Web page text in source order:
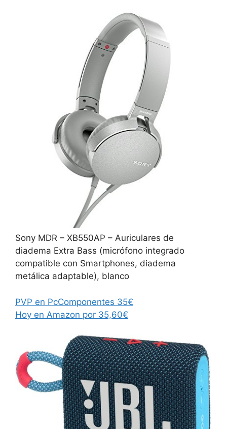
Sony MDR – XB550AP – Auriculares de
diadema Extra Bass (micrófono integrado
compatible con Smartphones, diadema
metálica adaptable), blanco
PVP en PcComponentes 35€
Hoy en Amazon por 35,60€